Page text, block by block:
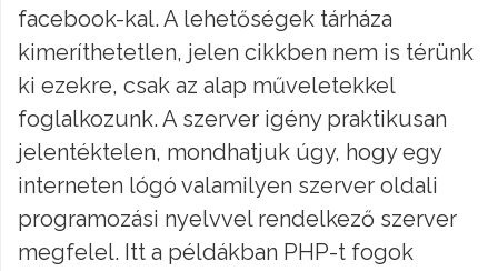
facebook-kal. A lehetőségek tárháza
kimeríthetetlen, jelen cikkben nem is térünk
ki ezekre, csak az alap műveletekkel
foglalkozunk. A szerver igény praktikusan
jelentéktelen, mondhatjuk úgy, hogy egy
interneten lógó valamilyen szerver oldali
programozási nyelvvel rendelkező szerver
megfelel. Itt a példákban PHP-t fogok